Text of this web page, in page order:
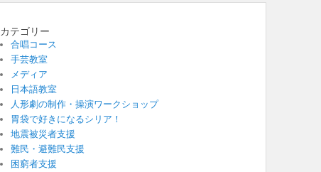
カテゴリー
合唱コース
手芸教室
メディア
日本語教室
人形劇の制作・操演ワークショップ
胃袋で好きになるシリア！
地震被災者支援
難民・避難民支援
困窮者支援